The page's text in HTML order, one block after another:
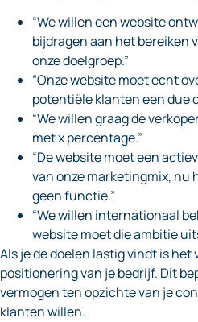
“We willen een website
bijdragen aan het bereiken
onze doelgroep.”
“Onze website moet echt
potentiële klanten een due
“We willen graag de
met x percentage.”
“De website moet een
van onze marketingmix, nu
geen functie.”
“We willen internationaal
website moet die ambitie
Als je de doelen lastig vindt is
positionering van je bedrijf. Dit
vermogen ten opzichte van je
klanten willen.